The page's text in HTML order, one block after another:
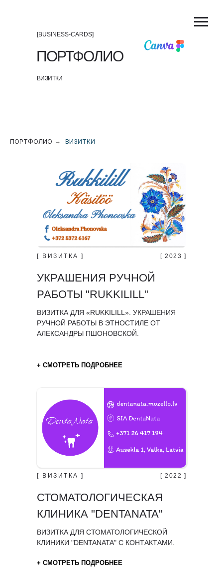
ВИЗИТКИ
ПОРТФОЛИО
[BUSINESS-CARDS]
ПОРТФОЛИО → ВИЗИТКИ
+ СМОТРЕТЬ ПОДРОБНЕЕ
ВИЗИТКА ДЛЯ «RUKKILILL». УКРАШЕНИЯ
РУЧНОЙ РАБОТЫ В ЭТНОСТИЛЕ ОТ
AЛЕКСАНДРЫ ПШОНОВСКОЙ.
УКРАШЕНИЯ РУЧНОЙ
РАБОТЫ "RUKKILILL"
[ 2023 ]
[ ВИЗИТКА ]
+ СМОТРЕТЬ ПОДРОБНЕЕ
ВИЗИТКА ДЛЯ СТОМАТОЛОГИЧЕСКОЙ
КЛИНИКИ "DENTANATA" С КОНТАКТАМИ.
СТОМАТОЛОГИЧЕСКАЯ
КЛИНИКА "DENTANATA"
[ ВИЗИТКА ] [ 2022 ]